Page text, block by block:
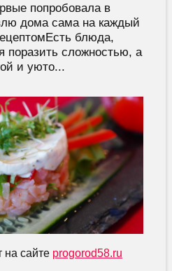
попробовала в
дома сама на каждый
блюда,
поразить сложностью, а
и уюто...
на сайте progorod58.ru